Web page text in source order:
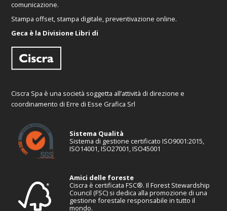
comunicazione.
Stampa offset, stampa digitale, preventivazione online.
Geca è la Divisione Libri di
Ciscra Spa è una società soggetta all’attività di direzione e
coordinamento di Erre di Esse Grafica Srl
Sistema Qualità
Sistema di gestione certificato ISO9001:2015,
ISO14001, ISO27001, ISO45001
Amici delle foreste
Ciscra è certificata FSC®. Il Forest Stewardship
Council (FSC) si dedica alla promozione di una
gestione forestale responsabile in tutto il
mondo.